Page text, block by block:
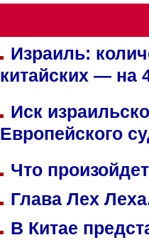
Израиль:
китайских — на
Иск
Европейского
Что
Глава Лех
В Китае